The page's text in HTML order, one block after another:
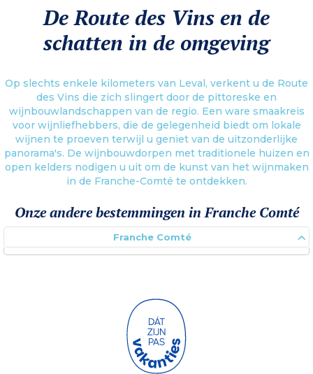
De Route des Vins en de
schatten in de omgeving
Op slechts enkele kilometers van Leval, verkent u de Route
des Vins die zich slingert door de pittoreske en
wijnbouwlandschappen van de regio. Een ware smaakreis
voor wijnliefhebbers, die de gelegenheid biedt om lokale
wijnen te proeven terwijl u geniet van de uitzonderlijke
panorama's. De wijnbouwdorpen met traditionele huizen en
open kelders nodigen u uit om de kunst van het wijnmaken
in de Franche-Comté te ontdekken.
Onze andere bestemmingen in Franche Comté
Franche Comté